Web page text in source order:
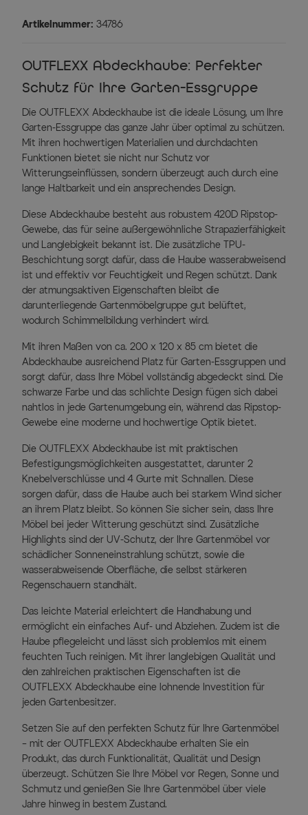
Artikelnummer: 34786
OUTFLEXX Abdeckhaube: Perfekter
Schutz für Ihre Garten-Essgruppe
Die OUTFLEXX Abdeckhaube ist die ideale Lösung, um Ihre
Garten-Essgruppe das ganze Jahr über optimal zu schützen.
Mit ihren hochwertigen Materialien und durchdachten
Funktionen bietet sie nicht nur Schutz vor
Witterungseinflüssen, sondern überzeugt auch durch eine
lange Haltbarkeit und ein ansprechendes Design.
Diese Abdeckhaube besteht aus robustem 420D Ripstop-
Gewebe, das für seine außergewöhnliche Strapazierfähigkeit
und Langlebigkeit bekannt ist. Die zusätzliche TPU-
Beschichtung sorgt dafür, dass die Haube wasserabweisend
ist und effektiv vor Feuchtigkeit und Regen schützt. Dank
der atmungsaktiven Eigenschaften bleibt die
darunterliegende Gartenmöbelgruppe gut belüftet,
wodurch Schimmelbildung verhindert wird.
Mit ihren Maßen von ca. 200 x 120 x 85 cm bietet die
Abdeckhaube ausreichend Platz für Garten-Essgruppen und
sorgt dafür, dass Ihre Möbel vollständig abgedeckt sind. Die
schwarze Farbe und das schlichte Design fügen sich dabei
nahtlos in jede Gartenumgebung ein, während das Ripstop-
Gewebe eine moderne und hochwertige Optik bietet.
Die OUTFLEXX Abdeckhaube ist mit praktischen
Befestigungsmöglichkeiten ausgestattet, darunter 2
Knebelverschlüsse und 4 Gurte mit Schnallen. Diese
sorgen dafür, dass die Haube auch bei starkem Wind sicher
an ihrem Platz bleibt. So können Sie sicher sein, dass Ihre
Möbel bei jeder Witterung geschützt sind. Zusätzliche
Highlights sind der UV-Schutz, der Ihre Gartenmöbel vor
schädlicher Sonneneinstrahlung schützt, sowie die
wasserabweisende Oberfläche, die selbst stärkeren
Regenschauern standhält.
Das leichte Material erleichtert die Handhabung und
ermöglicht ein einfaches Auf- und Abziehen. Zudem ist die
Haube pflegeleicht und lässt sich problemlos mit einem
feuchten Tuch reinigen. Mit ihrer langlebigen Qualität und
den zahlreichen praktischen Eigenschaften ist die
OUTFLEXX Abdeckhaube eine lohnende Investition für
jeden Gartenbesitzer.
Setzen Sie auf den perfekten Schutz für Ihre Gartenmöbel
– mit der OUTFLEXX Abdeckhaube erhalten Sie ein
Produkt, das durch Funktionalität, Qualität und Design
überzeugt. Schützen Sie Ihre Möbel vor Regen, Sonne und
Schmutz und genießen Sie Ihre Gartenmöbel über viele
Jahre hinweg in bestem Zustand.